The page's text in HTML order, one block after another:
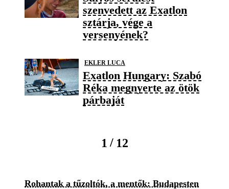
szenvedett az Exatlon
sztárja, vége a
versenyének?
EKLER LUCA
Exatlon Hungary: Szabó
Réka megnyerte az ötök
párbaját
1 / 12
Rohantak a tűzoltók, a mentők: Budapesten